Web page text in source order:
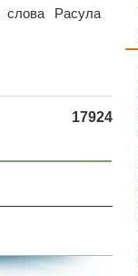
слова Расула
17924